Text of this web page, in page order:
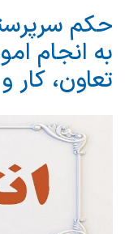
حکم
به انجام
تعاون، کار